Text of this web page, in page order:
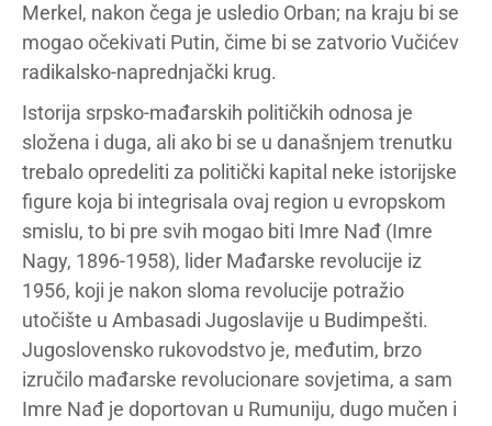
Merkel, nakon čega je usledio Orban; na kraju bi se
mogao očekivati Putin, čime bi se zatvorio Vučićev
radikalsko-naprednjački krug.
Istorija srpsko-mađarskih političkih odnosa je
složena i duga, ali ako bi se u današnjem trenutku
trebalo opredeliti za politički kapital neke istorijske
figure koja bi integrisala ovaj region u evropskom
smislu, to bi pre svih mogao biti Imre Nađ (Imre
Nagy, 1896-1958), lider Mađarske revolucije iz
1956, koji je nakon sloma revolucije potražio
utočište u Ambasadi Jugoslavije u Budimpešti.
Jugoslovensko rukovodstvo je, međutim, brzo
izručilo mađarske revolucionare sovjetima, a sam
Imre Nađ je doportovan u Rumuniju, dugo mučen i